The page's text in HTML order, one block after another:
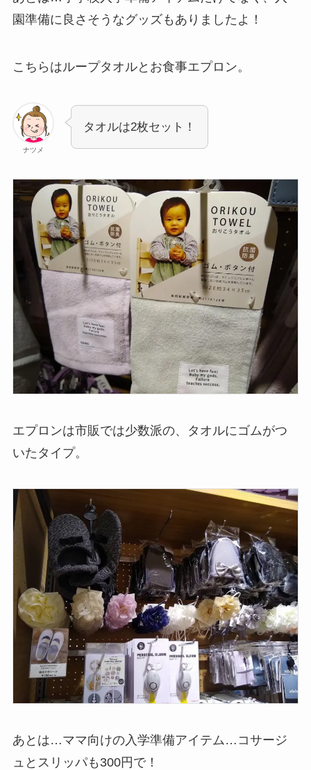
園準備に良さそうなグッズもありましたよ！
こちらはループタオルとお食事エプロン。
ナツメ
タオルは2枚セット！
エプロンは市販では少数派の、タオルにゴムがつ
いたタイプ。
あとは…ママ向けの入学準備アイテム…コサージ
ュとスリッパも300円で！